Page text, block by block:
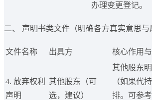
办理变更登记。
二、 声明书类文件（明确各方真实意思与
文件名称 出具方 核心作用
4. 放弃权利
声明
其他股东（可
选，建议）
其他股东
（如果代
排。可参